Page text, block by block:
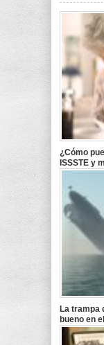
¿Cómo
ISSSTE y
La trampa
bueno en